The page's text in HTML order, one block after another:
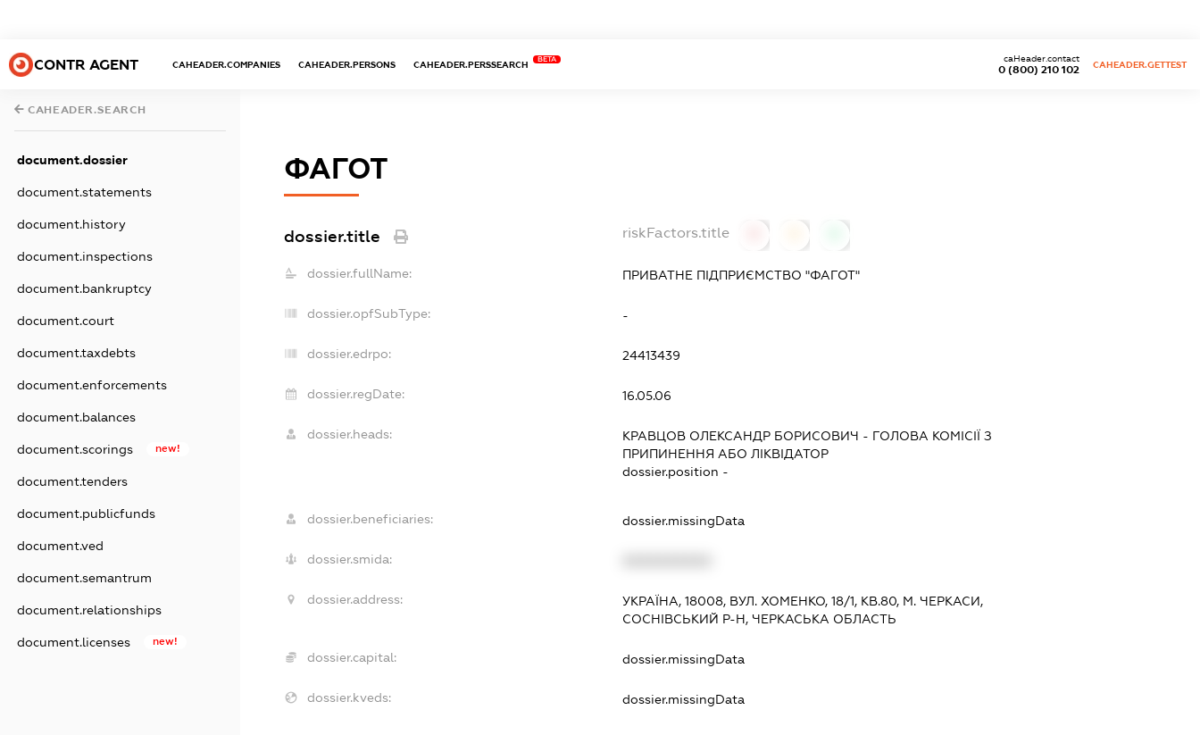
CONTR AGENT CAHEADER.COMPANIES CAHEADER.PERSONS CAHEADER.PERSSEARCH
BETA
0 (800) 210 102
caHeader.contact
CAHEADER.GETTEST
CAHEADER.SEARCH
document.dossier
document.statements
document.history
document.inspections
document.bankruptcy
document.court
document.taxdebts
document.enforcements
document.balances
document.scorings new!
document.tenders
document.publicfunds
document.ved
document.semantrum
document.relationships
document.licenses new!
ФАГОТ
dossier.title riskFactors.title
dossier.fullName: ПРИВАТНЕ ПІДПРИЄМСТВО "ФАГОТ"
dossier.opfSubType: -
dossier.edrpo: 24413439
dossier.regDate: 16.05.06
dossier.heads: КРАВЦОВ ОЛЕКСАНДР БОРИСОВИЧ - ГОЛОВА КОМІСІЇ З
ПРИПИНЕННЯ АБО ЛІКВІДАТОР
dossier.position -
dossier.beneficiaries: dossier.missingData
dossier.smida:
dossier.address:
УКРАЇНА, 18008, ВУЛ. ХОМЕНКО, 18/1, КВ.80, М. ЧЕРКАСИ,
СОСНІВСЬКИЙ Р-Н, ЧЕРКАСЬКА ОБЛАСТЬ
dossier.capital: dossier.missingData
dossier.kveds: dossier.missingData